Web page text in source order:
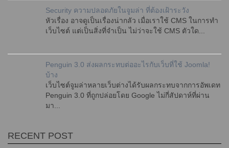
Security ความปลอดภัยในจูมล่า ที่ต้องเฝ้าระวัง
หัวเรื่อง อาจดูเป็นเรื่องน่ากลัว เมื่อเราใช้ CMS ในการทำ
เว็บไซต์ แต่เป็นสิ่งที่จำเป็น ไม่ว่าจะใช้ CMS ตัวใด...
Penguin 3.0 ส่งผลกระทบต่ออะไรกับเว็บที่ใช้ Joomla!
บ้าง
เว็บไซต์จูมล่าหลายเว็บต่างได้รับผลกระทบจากการอัพเดท
Penguin 3.0 ที่ถูกปล่อยโดย Google ไม่กี่สัปดาห์ที่ผ่าน
มา...
RECENT POST